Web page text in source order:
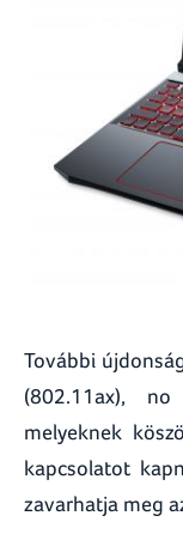
További
(802.11ax),
melyeknek
kapcsolatot
zavarhatja meg